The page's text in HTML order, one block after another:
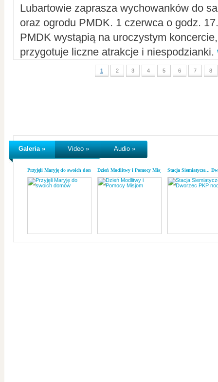
Lubartowie zaprasza wychowanków do
oraz ogrodu PMDK. 1 czerwca o godz.
PMDK wystąpią na uroczystym
przygotuje liczne atrakcje i niespodzianki.
1 2 3 4 5 6 7 8
Galeria » Video » Audio »
Przyjęli Maryję do swoich domówDzień Modlitwy i Pomocy MisjomStacja Siemiatycze...